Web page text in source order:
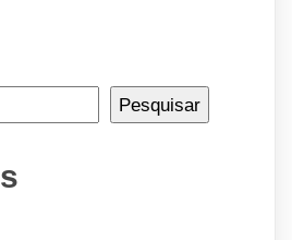
Pesquisar